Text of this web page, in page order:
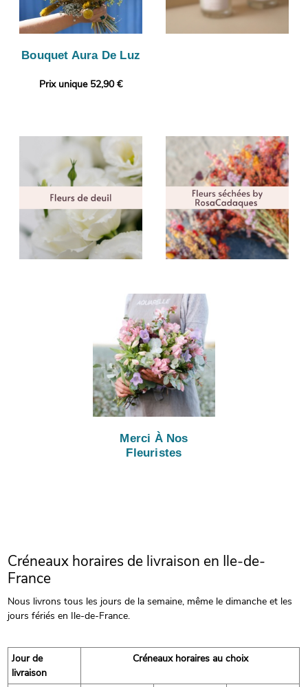
Bouquet Aura De Luz
Prix unique 52,90 €
Merci À Nos
Fleuristes
Créneaux horaires de livraison en Ile-de-
France
Nous livrons tous les jours de la semaine, même le dimanche et les
jours fériés en Ile-de-France.
Jour de
livraison
Créneaux horaires au choix